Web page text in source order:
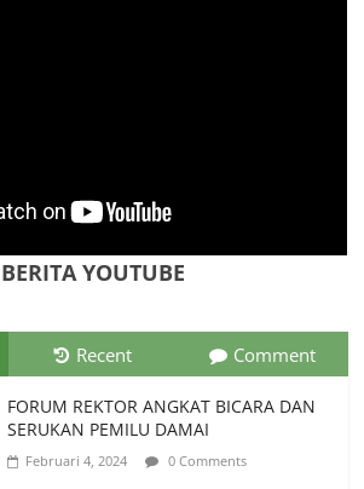
Jangan Jadikan Festival Budaya di Kota
Kupang Sebagai Seremonial Tahunan
Agustus 10, 2026 0 Comments
BERITA YOUTUBE
Recent Comment
FORUM REKTOR ANGKAT BICARA DAN
SERUKAN PEMILU DAMAI
Februari 4, 2024 0 Comments